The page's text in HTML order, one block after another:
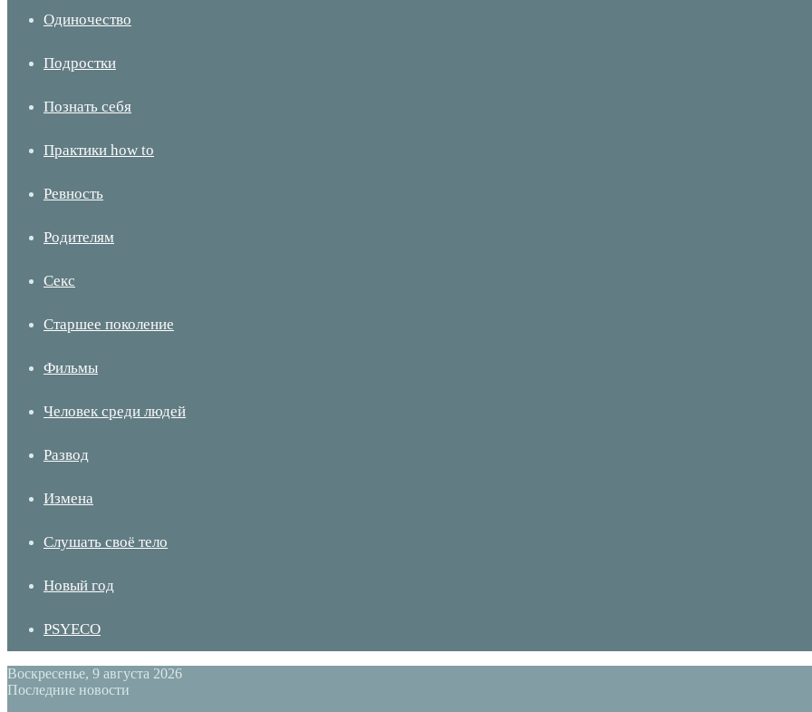
Одиночество
Подростки
Познать себя
Практики how to
Ревность
Родителям
Секс
Старшее поколение
Фильмы
Человек среди людей
Развод
Измена
Слушать своё тело
Новый год
PSYECO
Воскресенье, 9 августа 2026
Последние новости